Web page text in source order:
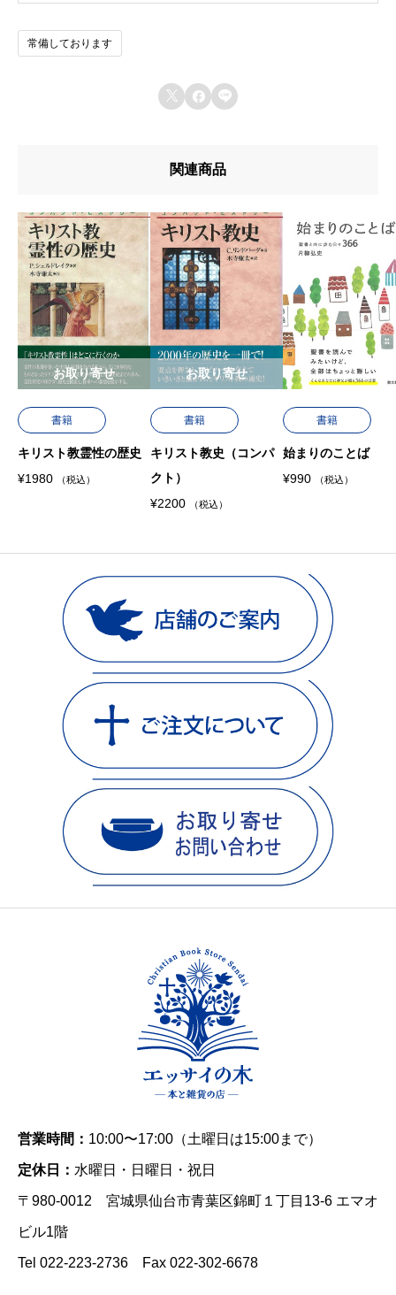
u51fau7248u793e
u642du8f09u6b4cu96c6
u8457u8005
以前にこの商品を購入したことのあるログイン済
みのユーザーのみレビューを残すことができま
常備しております
  
関連商品
書籍
キリスト教霊性の歴史
¥1980 （税込）
お取り寄せ
書籍
キリスト教史（コンパ
クト）
¥2200 （税込）
お取り寄せ
書籍
始まりのことば
¥990 （税込）
営業時間： 10:00〜17:00（土曜日は15:00まで）
定休日： 水曜日・日曜日・祝日
〒980-0012 宮城県仙台市青葉区錦町１丁目13-6 エマオ
ビル1階
Tel 022-223-2736 Fax 022-302-6678